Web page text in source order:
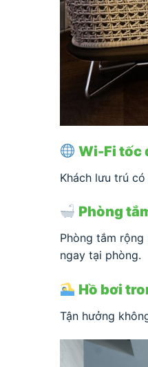
Wi-Fi tốc
Khách lưu trú
Phòng
Phòng tắm
ngay tại phòng.
Hồ bơi
Tận hưởng